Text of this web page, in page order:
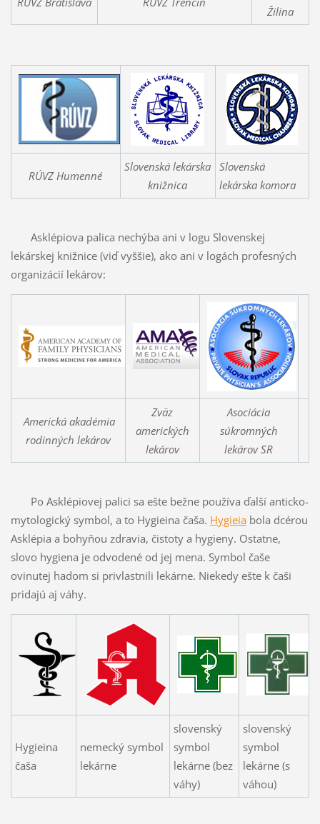
Žilina
RÚVZ Humenné
Slovenská lekárska
knižnica
Slovenská
lekárska komora
Asklépiova palica nechýba ani v logu Slovenskej
lekárskej knižnice (viď vyššie), ako ani v logách profesných
organizácií lekárov:
Americká akadémia
rodinných lekárov
Zväz
amerických
lekárov
Asociácia
súkromných
lekárov SR
Po Asklépiovej palici sa ešte bežne používa ďalší anticko-
mytologický symbol, a to Hygieina čaša. Hygieiabola dcérou
Asklépia a bohyňou zdravia, čistoty a hygieny. Ostatne,
slovo hygiena je odvodené od jej mena. Symbol čaše
ovinutej hadom si privlastnili lekárne. Niekedy ešte k čaši
pridajú aj váhy.
Hygieina
čaša
nemecký symbol
lekárne
slovenský
symbol
lekárne (bez
váhy)
slovenský
symbol
lekárne (s
váhou)